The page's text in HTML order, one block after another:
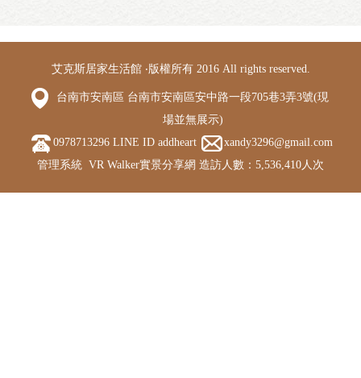
艾克斯居家生活館 ‧版權所有 2016 All rights reserved.
台南市安南區 台南市安南區安中路一段705巷3弄3號(現
場並無展示)
0978713296 LINE ID addheart
xandy3296@gmail.com
管理系統 VR Walker實景分享網 造訪人數：5,536,410人次